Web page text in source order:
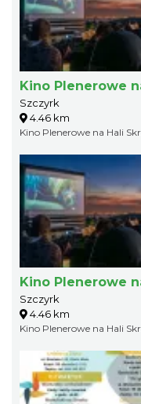
Kino Plenerowe
Szczyrk
4.46 km
Kino Plenerowe na Hali
Kino Plenerowe
Szczyrk
4.46 km
Kino Plenerowe na Hali